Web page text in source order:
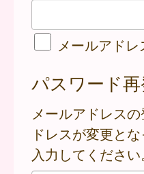
メールアド
パスワード
メールアドレス
ドレスが変更と
入力してください